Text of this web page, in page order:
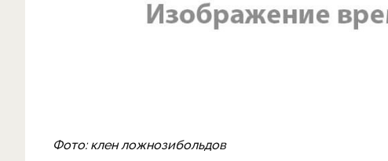
Фото: клен ложнозибольдов